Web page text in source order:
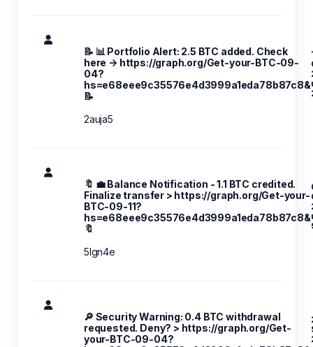
📝 📊 Portfolio Alert: 2.5 BTC added. Check
here → https://graph.org/Get-your-BTC-09-
04?
hs=e68eee9c35576e4d3999a1eda78b87c8&
📝
2auja5
🔖 💼 Balance Notification - 1.1 BTC credited.
Finalize transfer > https://graph.org/Get-your-
BTC-09-11?
hs=e68eee9c35576e4d3999a1eda78b87c8&
🔖
5lgn4e
🔎 Security Warning: 0.4 BTC withdrawal
requested. Deny? > https://graph.org/Get-
your-BTC-09-04?